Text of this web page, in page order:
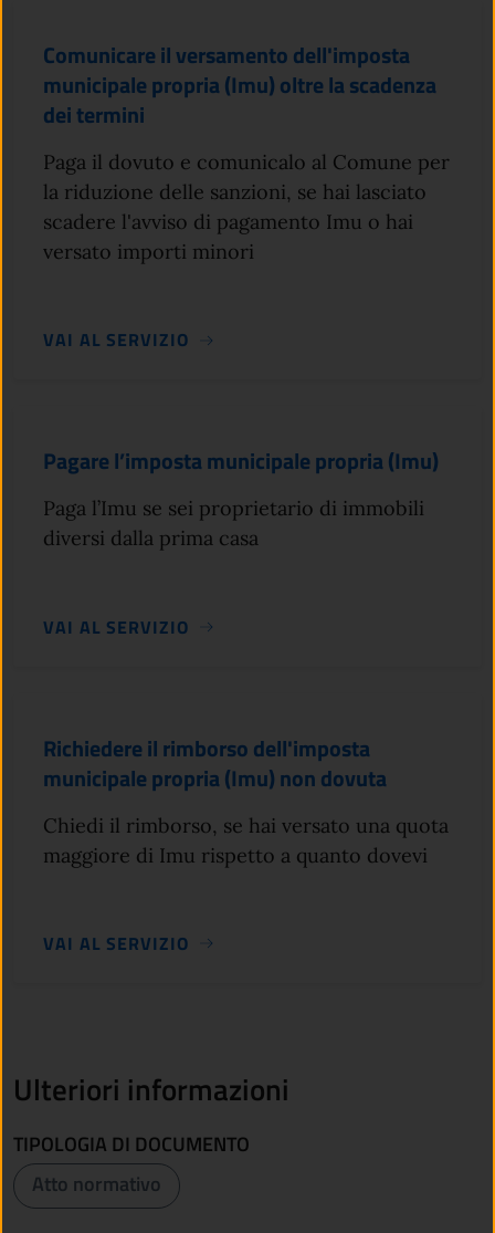
Comunicare il versamento dell'imposta
municipale propria (Imu) oltre la scadenza
dei termini
Paga il dovuto e comunicalo al Comune per
la riduzione delle sanzioni, se hai lasciato
scadere l'avviso di pagamento Imu o hai
versato importi minori
VAI AL SERVIZIO
Pagare l’imposta municipale propria (Imu)
Paga l’Imu se sei proprietario di immobili
diversi dalla prima casa
VAI AL SERVIZIO
Richiedere il rimborso dell'imposta
municipale propria (Imu) non dovuta
Chiedi il rimborso, se hai versato una quota
maggiore di Imu rispetto a quanto dovevi
VAI AL SERVIZIO
Ulteriori informazioni
TIPOLOGIA DI DOCUMENTO
Atto normativo